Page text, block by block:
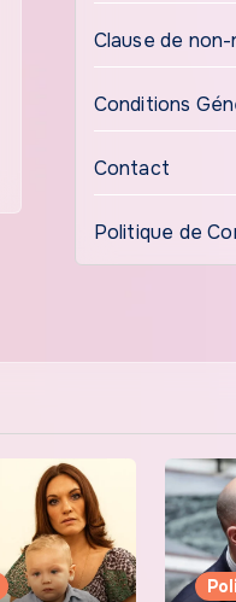
Clause de
Conditions
Contact
Politique de